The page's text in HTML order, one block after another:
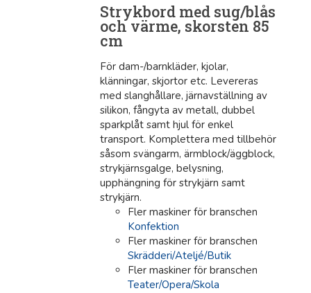
Strykbord med sug/blås
och värme, skorsten 85
cm
För dam-/barnkläder, kjolar,
klänningar, skjortor etc. Levereras
med slanghållare, järnavställning av
silikon, fångyta av metall, dubbel
sparkplåt samt hjul för enkel
transport. Komplettera med tillbehör
såsom svängarm, ärmblock/äggblock,
strykjärnsgalge, belysning,
upphängning för strykjärn samt
strykjärn.
Fler maskiner för branschen
Konfektion
Fler maskiner för branschen
Skrädderi/Ateljé/Butik
Fler maskiner för branschen
Teater/Opera/Skola